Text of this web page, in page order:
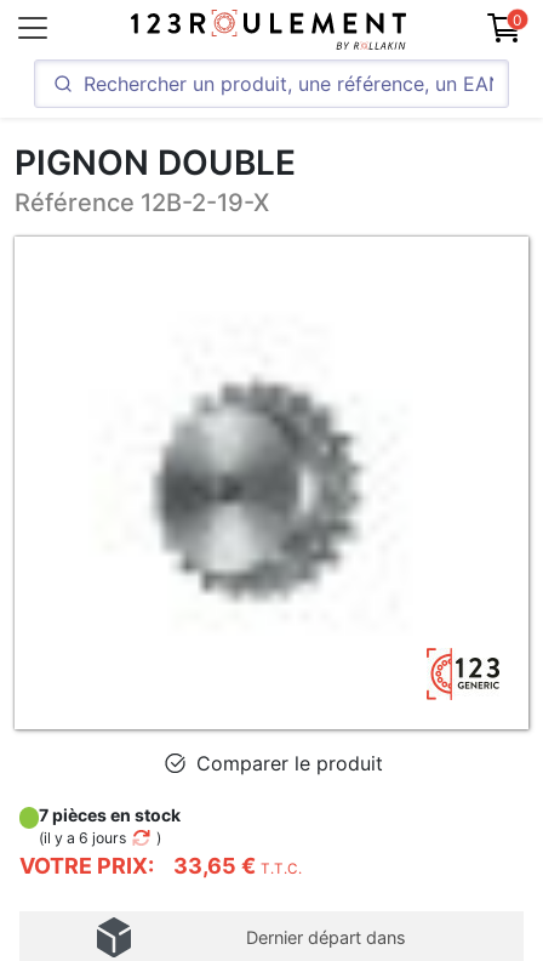
0
PIGNON DOUBLE
Référence 12B-2-19-X
Comparer le produit
VOTRE PRIX: 33,65 € T.T.C.
7 pièces en stock
(il y a 6 jours )
Dernier départ dans